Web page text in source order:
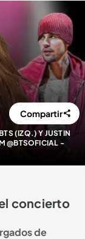
(IZQ.) Y JUSTIN
@BTSOFICIAL -
Compartir
concierto
de